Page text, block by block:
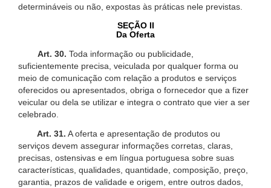
determináveis ou não, expostas às práticas nele previstas.
SEÇÃO II
Da Oferta
Art. 30. Toda informação ou publicidade,
suficientemente precisa, veiculada por qualquer forma ou
meio de comunicação com relação a produtos e serviços
oferecidos ou apresentados, obriga o fornecedor que a fizer
veicular ou dela se utilizar e integra o contrato que vier a ser
celebrado.
Art. 31. A oferta e apresentação de produtos ou
serviços devem assegurar informações corretas, claras,
precisas, ostensivas e em língua portuguesa sobre suas
características, qualidades, quantidade, composição, preço,
garantia, prazos de validade e origem, entre outros dados,